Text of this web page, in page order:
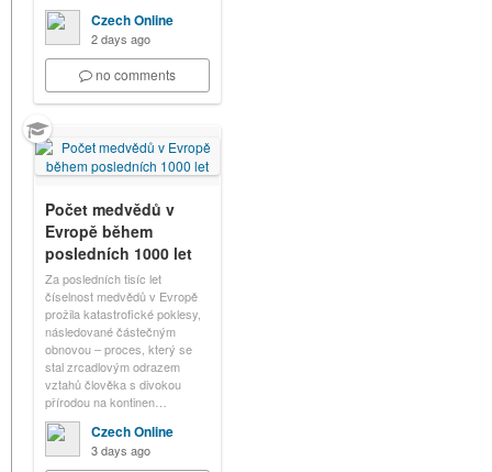
Czech Online
2 days ago
no comments
Počet medvědů v
Evropě během
posledních 1000 let
Za posledních tisíc let
číselnost medvědů v Evropě
prožila katastrofické poklesy,
následované částečným
obnovou – proces, který se
stal zrcadlovým odrazem
vztahů člověka s divokou
přírodou na kontinen…
Czech Online
3 days ago